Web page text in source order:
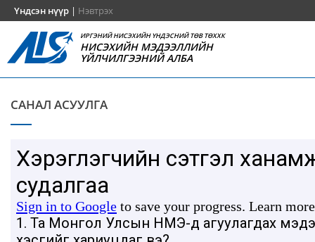
Үндсэн нүүр | Нэвтрэх
ИРГЭНИЙ НИСЭХИЙН ҮНДЭСНИЙ ТӨВ ТӨХХК
НИСЭХИЙН МЭДЭЭЛЛИЙН
ҮЙЛЧИЛГЭЭНИЙ АЛБА
САНАЛ АСУУЛГА